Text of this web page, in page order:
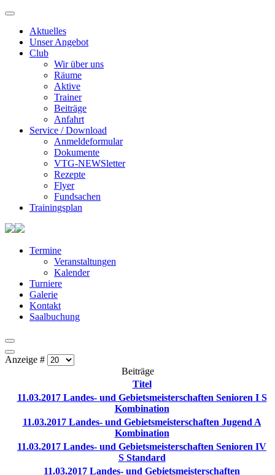
Aktuelles
Unser Angebot
Club
Wir über uns
Räume
Aktive
Trainer
Beiträge
Anfahrt
Service / Download
Anmeldeformular
Dokumente
VTG-NEWSletter
Rezepte
Flyer
Fundsachen
Trainingsplan
Termine
Veranstaltungen
Kalender
Turniere
Galerie
Kontakt
Saalbuchung
Anzeige #
Beiträge
Titel
11.03.2017 Landes- und Gebietsmeisterschaften Senioren I S
Kombination
11.03.2017 Landes- und Gebietsmeisterschaften Jugend A
Kombination
11.03.2017 Landes- und Gebietsmeisterschaften Senioren IV
S Standard
11.03.2017 Landes- und Gebietsmeisterschaften